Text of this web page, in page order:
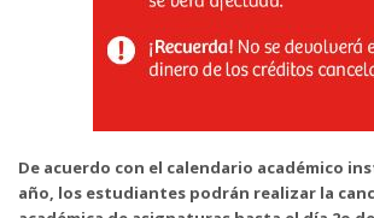
De acuerdo con el calendario académico
año, los estudiantes podrán realizar la